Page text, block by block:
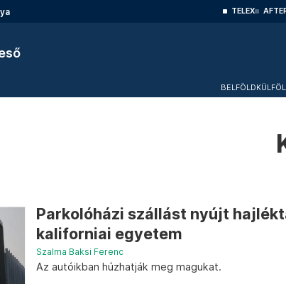
TELEX
BELFÖLD
Parkolóházi szállást nyújt
kaliforniai egyetem
Szalma Baksi Ferenc
Az autóikban húzhatják meg magukat.